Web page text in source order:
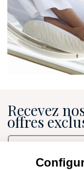
Recevez
offres
J’accepte de